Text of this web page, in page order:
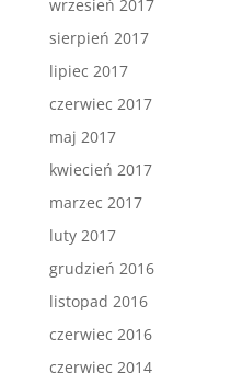
wrzesień 2017
sierpień 2017
lipiec 2017
czerwiec 2017
maj 2017
kwiecień 2017
marzec 2017
luty 2017
grudzień 2016
listopad 2016
czerwiec 2016
czerwiec 2014